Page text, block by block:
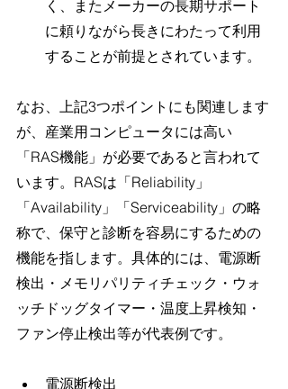
く、またメーカーの長期サポート
に頼りながら長きにわたって利用
することが前提とされています。
なお、上記3つポイントにも関連します
が、産業用コンピュータには高い
「RAS機能」が必要であると言われて
います。RASは「Reliability」
「Availability」「Serviceability」の略
称で、保守と診断を容易にするための
機能を指します。具体的には、電源断
検出・メモリパリティチェック・ウォ
ッチドッグタイマー・温度上昇検知・
ファン停止検出等が代表例です。
電源断検出